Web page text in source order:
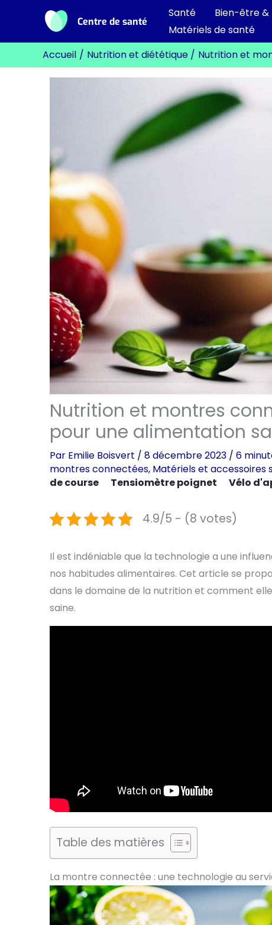
contenu
Centre de santé
Santé Bien-être
Matériels de santé
Accueil Nutrition et diététique Nutrition et
Nutrition et montres
pour une alimentation
Par Emilie Boisvert / 8 décembre 2023 / 6
montres connectées, Matériels et accessoires
de course
Tensiomètre poignet Vélo
4.9/5 - (8 votes)
Il est indéniable que la technologie a une
nos habitudes alimentaires. Cet article se
dans le domaine de la nutrition et comment
saine.
Table des matières
La montre connectée : une technologie au